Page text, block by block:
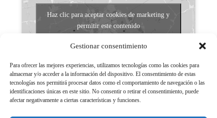
Gestionar consentimiento
Para ofrecer las mejores experiencias, utilizamos tecnologías como las cookies para
almacenar y/o acceder a la información del dispositivo. El consentimiento de estas
tecnologías nos permitirá procesar datos como el comportamiento de navegación o las
identificaciones únicas en este sitio. No consentir o retirar el consentimiento, puede
afectar negativamente a ciertas características y funciones.
Haz clic para aceptar cookies de marketing y
permitir este contenido
Aviso legal